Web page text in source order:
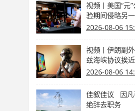
视频丨美国“元
验期间侵略另
2026-08-06
视频丨伊朗副
兹海峡协议挨
有商洽
2026-08-06
佳叙佳议 因凡
绝辞去职务